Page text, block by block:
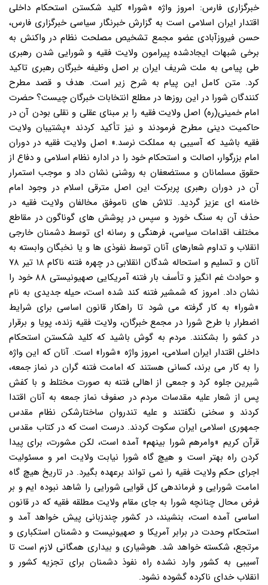
خبرگزاری فارس: امروز واژه «شورا» کلید شکستن استحکام داخلی
اقتدار ایران اسلامی است به گزارش خبرنگار سیاسی خبرگزاری فارس،
حسن فیروزآبادی عضو مجمع تشخیص مصلحت نظام در واکنش به
برخی شبهات ایجادشده پیرامون ولایت فقیه و شورایی شدن رهبری
طی پیامی به ملت شریف ایران بر اصل وظیفه خبرگان رهبری تاکید
کرد. متن کامل این پیام به شرح زیر است. هدف و قصد مطرح
کنندگان شورا در این روزها در مطلع انتخابات خبرگان چیست؟ حضرت
امام خمینی(ره) اصل ولایت فقیه را بر مبنای عقلی و نقلی بودن آن در
حاکمیت دینی مطرح فرمودند و نیز تأکید کردند «پشتیبان ولایت
فقیه باشید که آسیبی به مملکت نرسد.» اصل ولایت فقیه در دوران
امام بزرگوار، اصالت و استحکام خود را در اداره نظام اسلامی و دفاع از
حقوق مسلمانان و مستضعفان به روشنی نشان داد و موجب استمرار
آن در دوران رهبری پربرکت این اصل مترقی اسلام در وجود امام
خامنه ای عزیز گردید. تلاش های ناموفق مخالفان ولایت فقیه در
حذف آن به سنگ خورد و سپس در پوشش های گوناگون در مقاطع
مختلف اقدامات سیاسی، فرهنگی و رسانه ای توسط دشمنان خارجی
انقلاب و تداوم شعارهای آنان توسط نفوذی ها و یا نخبگان وابسته به
آنان و تسلیم و استحاله شدگان انقلابی در چهره فتنه ناکام ۱۸ تیر ۷۸
و حوادث غم انگیز و تأسف بار فتنه آمریکایی صهیونیستی ۸۸ خود را
نشان داد. امروز که شمشیر فتنه کند شده است، حیله جدیدی به نام
«شورا» به کار گرفته می شود تا راهکار قانون اساسی برای شرایط
اضطرار با طرح شورا در مجمع خبرگان، ولایت فقیه زنده، پویا و برقرار
در کشو را بشکنند. مردم به گوش باشید که کلید شکستن استحکام
داخلی اقتدار ایران اسلامی، امروز واژه «شورا» است. آنان که این واژه
را به کار می برند، کسانی هستند که امامت فتنه گران در نماز جمعه،
شیرین جلوه کرد و جمعی از اهالی فتنه به صورت مختلط و با کفش
پس از شعار علیه مقدسات مردم در صفوف نماز جمعه به آنان اقتدا
کردند و سخنی نگفتند و علیه تندروان ساختارشکن نظام مقدس
جمهوری اسلامی ایران سکوت کردند. درست است که در کتاب مقدس
قرآن کریم «وامرهم شورا بینهم» آمده است، لکن مشورت، برای پیدا
کردن راه بهتر است و هیچ گاه شورا نیابت ولایت امر و مسئولیت
اجرای حکم ولایت فقیه را نمی تواند برعهده بگیرد. در تاریخ هیچ گاه
امامت شورایی و فرماندهی کل قوایی شورایی را شاهد نبوده ایم و بر
فرض محال چنانچه شورا به جای مقام ولایت مطلقه فقیه که در قانون
اساسی آمده است، بنشیند، در کشور چندزبانی پیش خواهد آمد و
استحکام وحدت در برابر آمریکا و صهیونیست و دشمنان استکباری و
مرتجع، شکسته خواهد شد. هوشیاری و بیداری همگانی لازم است تا
آسیبی به کشور وارد نشده راه نفوذ دشمنان برای تجزیه کشور و
انقلاب خدای ناکرده گشوده نشود.